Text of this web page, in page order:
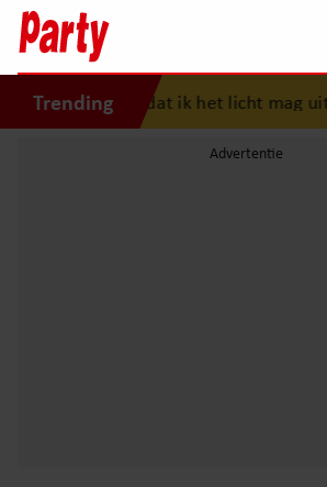
Trending
“Fijn dat ik het licht mag